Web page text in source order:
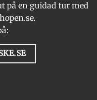
på en guidad tur med